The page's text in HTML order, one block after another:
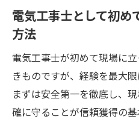
電気工事士として初め
方法
電気工事士が初めて現場に
きものですが、経験を最大
まずは安全第一を徹底し、
確に守ることが信頼獲得の